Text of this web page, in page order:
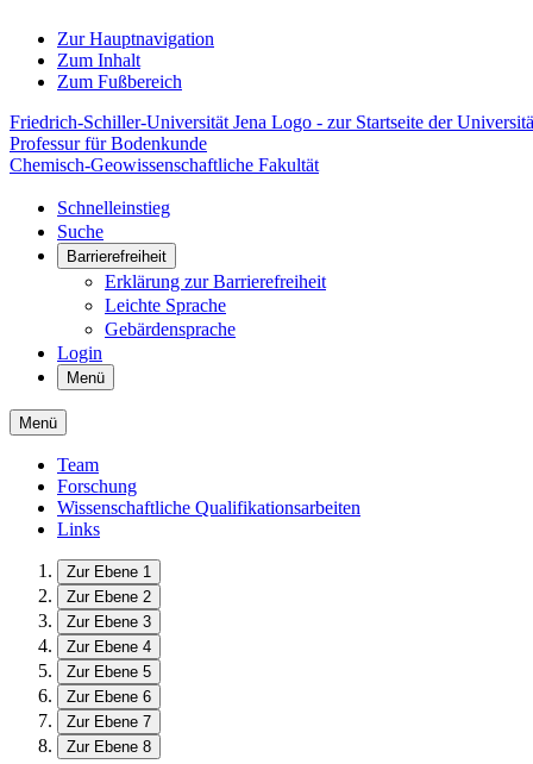
Zur Hauptnavigation
Zum Inhalt
Zum Fußbereich
Friedrich-Schiller-Universität Jena Logo - zur Startseite der
Professur für Bodenkunde
Chemisch-Geowissenschaftliche Fakultät
Schnelleinstieg
Suche
Barrierefreiheit
Erklärung zur Barrierefreiheit
Leichte Sprache
Gebärdensprache
Login
Menü
Menü
Team
Forschung
Wissenschaftliche Qualifikationsarbeiten
Links
Zur Ebene 1
Zur Ebene 2
Zur Ebene 3
Zur Ebene 4
Zur Ebene 5
Zur Ebene 6
Zur Ebene 7
Zur Ebene 8